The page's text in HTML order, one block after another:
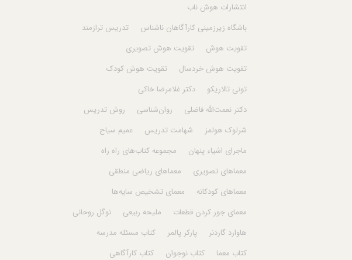
انتشارات هوش ناب
باشگاه زیرزمینی کارآگاهان ناشناس
تدریس ترازمند
تقویت هوش
تقویت هوش تصویری
تقویت هوش خردسال
تقویت هوش کودک
تونی تالاریکو
دکتر غلامرضا خاکی
دکتر نعمت‌الله فاضلی
روان‌شناسی
روش تدریس
شرلوک هولمز
شهامت تدریس
عمیم سیاح
ماجرای اشیاء پنهان
مجموعه کتاب‌های راه راه
معماهای تصویری
معماهای ریاضی منطقی
معماهای کودکانه
معمای تشخیص سایه‌ها
معمای جور کردن قطعات
ملیحه ربیعی
نوگل روحانی
هاوارد گاردنر
پارکر پالمر
کتاب مسئله مدرسه
کتاب معما
کتاب نوجوان
کتاب کارآگاهی